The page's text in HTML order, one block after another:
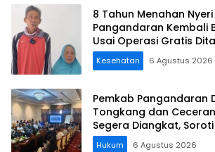
8 Tahun Menahan
Pangandaran Kembali
Usai Operasi Gratis
Kesehatan 6 Agustus 2026
Pemkab Pangandaran
Tongkang dan
Segera Diangkat,
Koordinasi Perusahaan
Hukum 6 Agustus 2026